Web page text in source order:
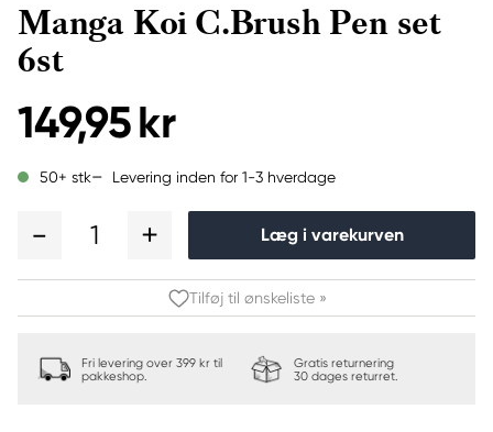
Manga Koi C.Brush Pen set
6st
149,95 kr
50+ stk Levering inden for 1-3 hverdage
1 Læg i varekurven
Tilføj til ønskeliste »
Fri levering over 399 kr til
pakkeshop.
Gratis returnering
30 dages returret.